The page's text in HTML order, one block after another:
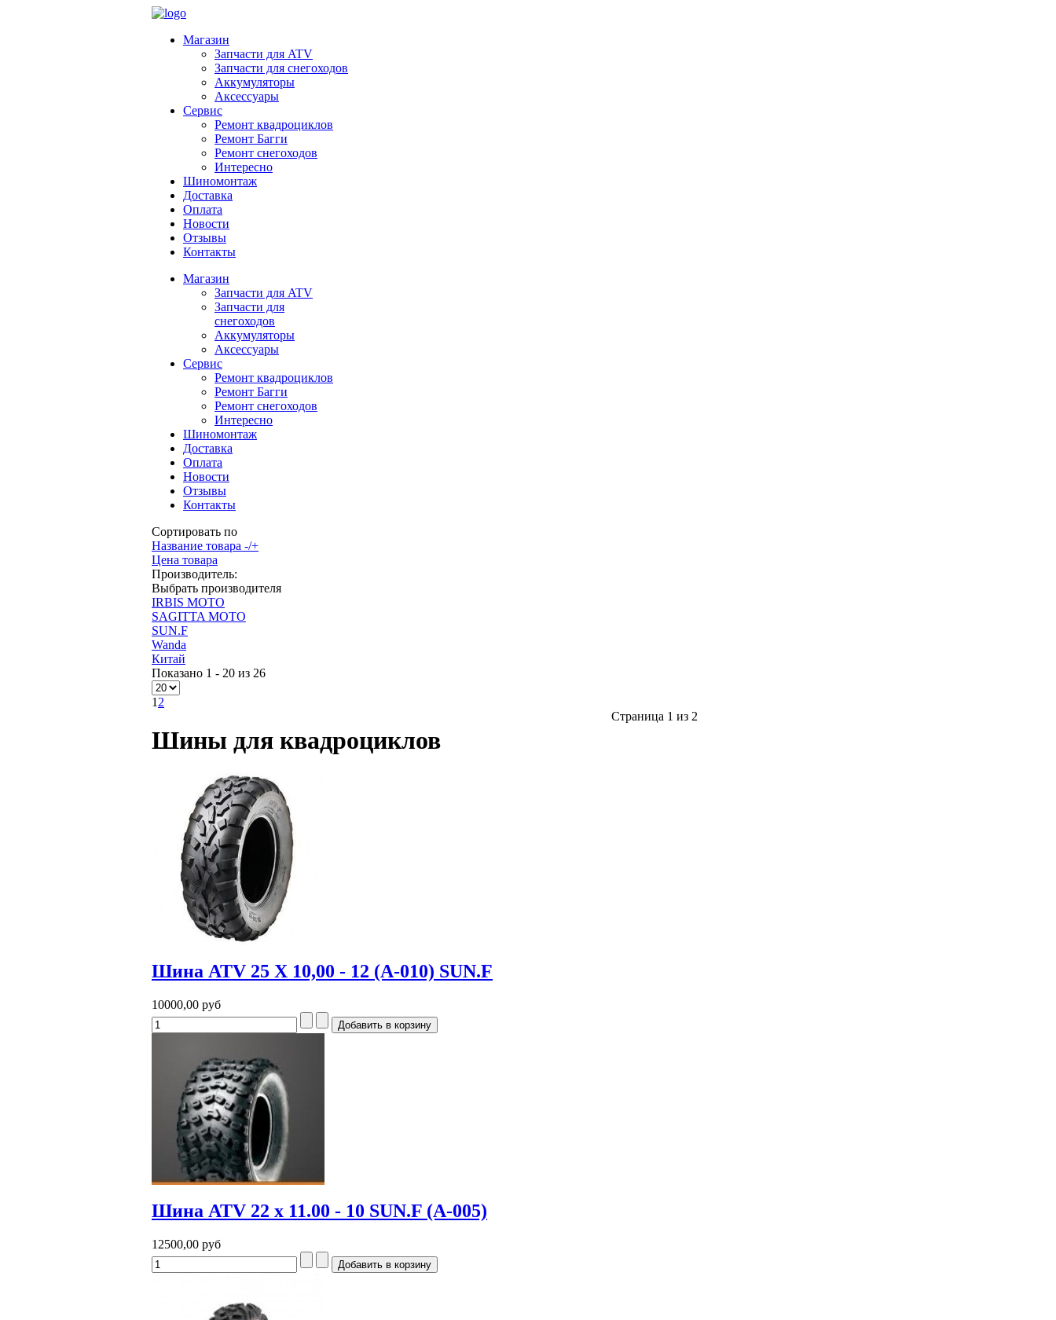
Магазин
Запчасти для ATV
Запчасти для снегоходов
Аккумуляторы
Аксессуары
Сервис
Ремонт квадроциклов
Ремонт Багги
Ремонт снегоходов
Интересно
Шиномонтаж
Доставка
Оплата
Новости
Отзывы
Контакты
Магазин
Запчасти для ATV
Запчасти для
снегоходов
Аккумуляторы
Аксессуары
Сервис
Ремонт квадроциклов
Ремонт Багги
Ремонт снегоходов
Интересно
Шиномонтаж
Доставка
Оплата
Новости
Отзывы
Контакты
Сортировать по
Название товара -/+
Цена товара
Производитель:
Выбрать производителя
IRBIS MOTO
SAGITTA MOTO
SUN.F
Wanda
Китай
Показано 1 - 20 из 26
1 2
Страница 1 из 2
Шины для квадроциклов
Шина ATV 25 Х 10,00 - 12 (А-010) SUN.F
10000,00 руб
Шина ATV 22 x 11.00 - 10 SUN.F (A-005)
12500,00 руб